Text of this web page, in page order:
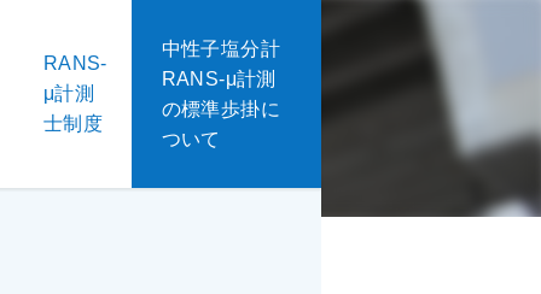
RANS-
μ計測
士制度
中性子塩分計
RANS-μ計測
の標準歩掛に
ついて